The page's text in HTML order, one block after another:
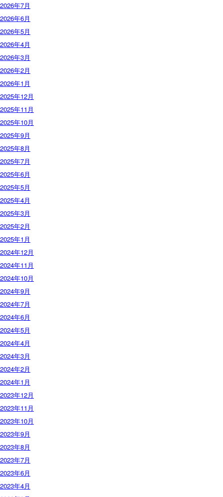
2026年7月
2026年6月
2026年5月
2026年4月
2026年3月
2026年2月
2026年1月
2025年12月
2025年11月
2025年10月
2025年9月
2025年8月
2025年7月
2025年6月
2025年5月
2025年4月
2025年3月
2025年2月
2025年1月
2024年12月
2024年11月
2024年10月
2024年9月
2024年7月
2024年6月
2024年5月
2024年4月
2024年3月
2024年2月
2024年1月
2023年12月
2023年11月
2023年10月
2023年9月
2023年8月
2023年7月
2023年6月
2023年4月